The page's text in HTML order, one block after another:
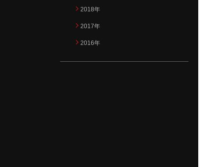
2018年
2017年
2016年